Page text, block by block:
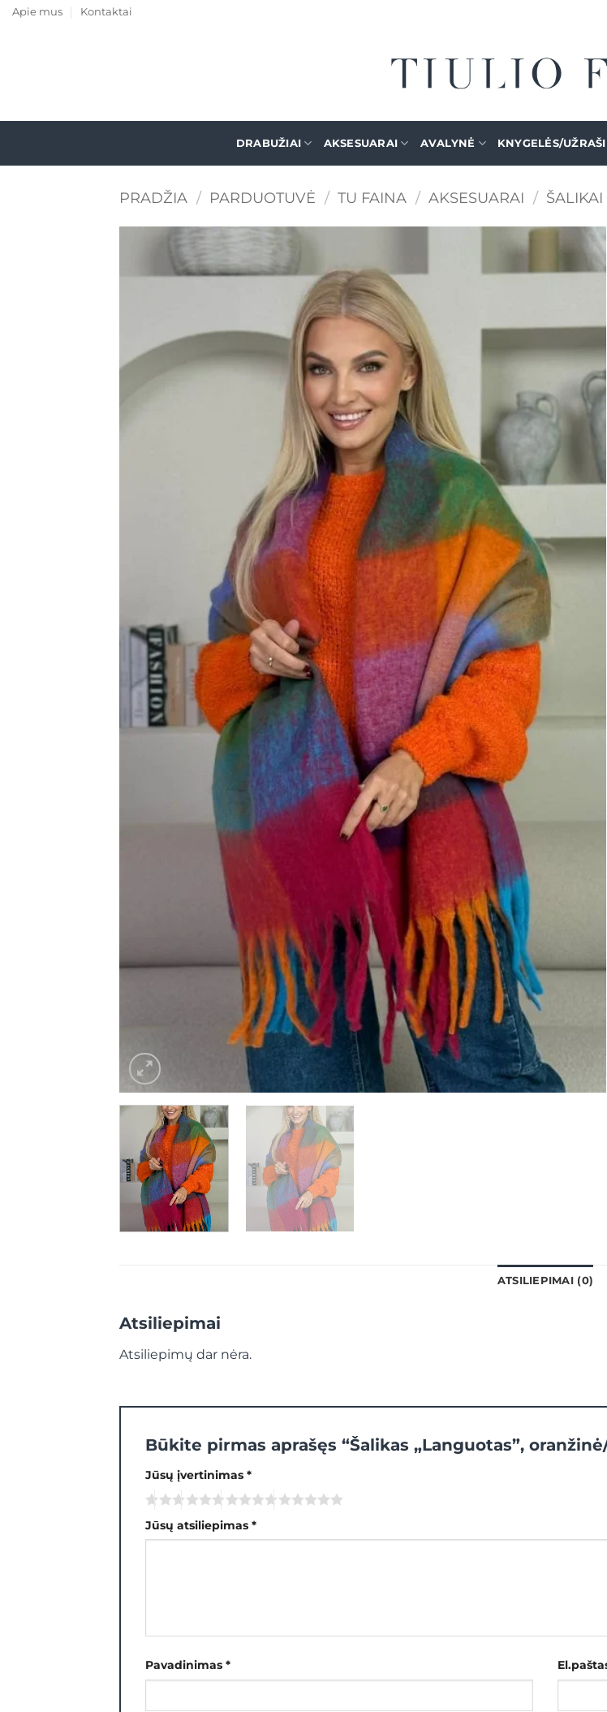
SkipApie mus Kontaktai
DRABUŽIAI AKSESUARAI AVALYNĖ KNYGELĖS/
PRADŽIA / PARDUOTUVĖ / TU FAINA / AKSESUARAI / ŠALIKAI
ATSILIEPIMAI (0)
Atsiliepimai
Atsiliepimų dar nėra.
Būkite pirmas aprašęs “Šalikas „Languotas”,
Jūsų įvertinimas *
Jūsų atsiliepimas *
Pavadinimas *